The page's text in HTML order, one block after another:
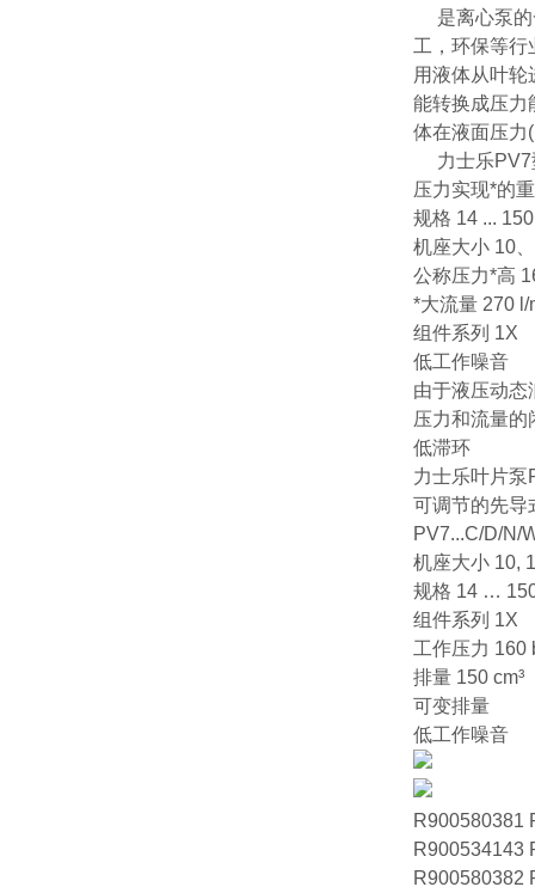
是离心泵的
工，环保等行
用液体从叶
能转换成压力
体在液面压力
力士乐PV7
压力实现*的
规格 14 ... 150
机座大小 10
公称压力*高
*大流量 270 l/
组件系列 1X
低工作噪音
由于液压动态
压力和流量的
低滞环
力士乐叶片
可调节的先导
PV7...C/D/N/
机座大小 10,
规格 14 …
组件系列 1X
工作压力 160
排量 150 cm³
可变排量
低工作噪音
R900580381
R900534143
R900580382